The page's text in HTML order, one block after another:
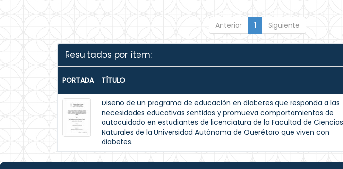
Anterior 1 Siguiente
Resultados por ítem:
PORTADA TÍTULO
Diseño de un programa de educación en diabetes que responda a las
necesidades educativas sentidas y promueva comportamientos de
autocuidado en estudiantes de licenciatura de la Facultad de Ciencias
Naturales de la Universidad Autónoma de Querétaro que viven con
diabetes.